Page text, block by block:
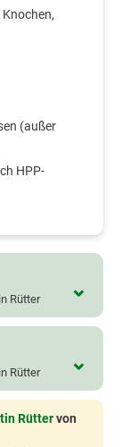
(außer
HPP-
Rütter
Rütter
Rüttervon